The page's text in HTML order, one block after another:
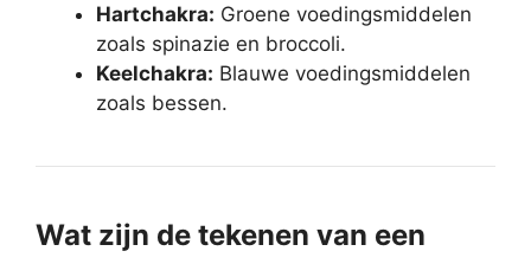
Hartchakra: Groene voedingsmiddelen
zoals spinazie en broccoli.
Keelchakra: Blauwe voedingsmiddelen
zoals bessen.
Wat zijn de tekenen van een